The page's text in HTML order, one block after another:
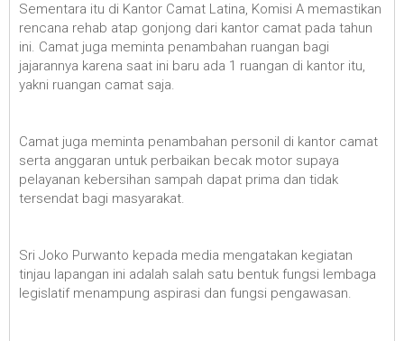
Sementara itu di Kantor Camat Latina, Komisi A memastikan
rencana rehab atap gonjong dari kantor camat pada tahun
ini. Camat juga meminta penambahan ruangan bagi
jajarannya karena saat ini baru ada 1 ruangan di kantor itu,
yakni ruangan camat saja.
Camat juga meminta penambahan personil di kantor camat
serta anggaran untuk perbaikan becak motor supaya
pelayanan kebersihan sampah dapat prima dan tidak
tersendat bagi masyarakat.
Sri Joko Purwanto kepada media mengatakan kegiatan
tinjau lapangan ini adalah salah satu bentuk fungsi lembaga
legislatif menampung aspirasi dan fungsi pengawasan.